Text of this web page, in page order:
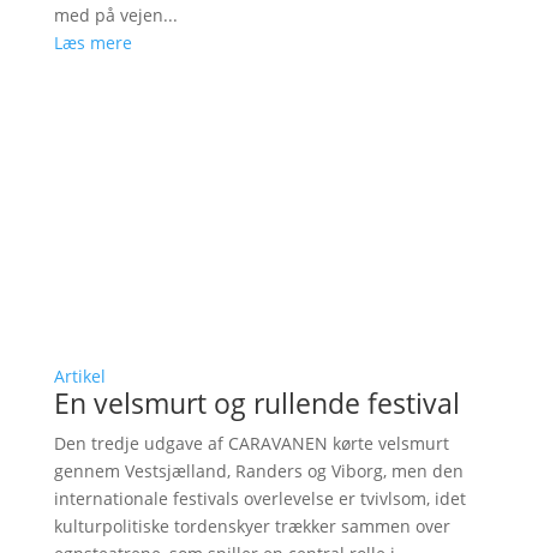
med på vejen...
Læs mere
Artikel
En velsmurt og rullende festival
Den tredje udgave af CARAVANEN kørte velsmurt
gennem Vestsjælland, Randers og Viborg, men den
internationale festivals overlevelse er tvivlsom, idet
kulturpolitiske tordenskyer trækker sammen over